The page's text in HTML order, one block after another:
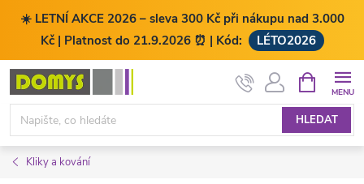
☀️ LETNÍ AKCE 2026 – sleva 300 Kč při nákupu nad 3.000
Kč | Platnost do 21.9.2026 ⏰ | Kód:
LÉTO2026
Přejít
obsah
HLEDAT
NÁKUPNÍ
KOŠÍK
Kliky a kování